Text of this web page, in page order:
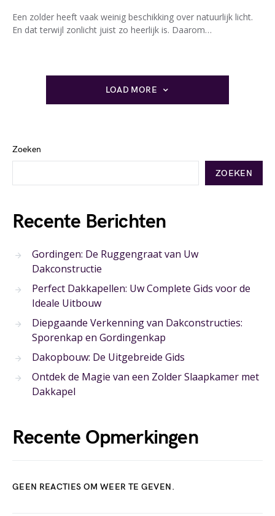
Een zolder heeft vaak weinig beschikking over natuurlijk licht.
En dat terwijl zonlicht juist zo heerlijk is. Daarom…
LOAD MORE
Zoeken
ZOEKEN
Recente Berichten
Gordingen: De Ruggengraat van Uw
Dakconstructie
Perfect Dakkapellen: Uw Complete Gids voor de
Ideale Uitbouw
Diepgaande Verkenning van Dakconstructies:
Sporenkap en Gordingenkap
Dakopbouw: De Uitgebreide Gids
Ontdek de Magie van een Zolder Slaapkamer met
Dakkapel
Recente Opmerkingen
GEEN REACTIES OM WEER TE GEVEN.